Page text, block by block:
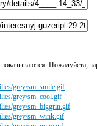
Пожалуйста,